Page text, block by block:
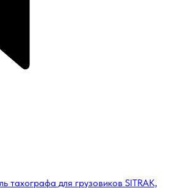
тахографа для грузовиков SITRAK,